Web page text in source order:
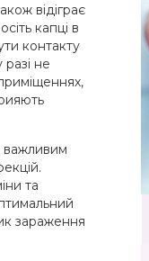
відіграє
капці в
контакту
не
та
зараження